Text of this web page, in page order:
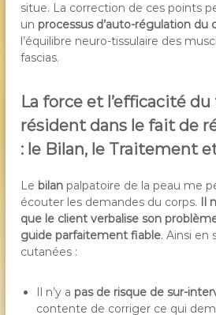
situe. La correction de ces points
un processus d’auto-régulation du
l’équilibre neuro-tissulaire des
fascias.
La force et l’efficacité
résident dans le fait de
: le Bilan, le Traitement
Le bilan palpatoire de la peau me
écouter les demandes du corps.
Il
que le client verbalise son
guide parfaitement fiable. Ainsi en
cutanées :
Il n’y a pas de risque de sur-
contente de corriger ce qui